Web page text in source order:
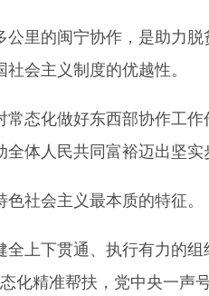
公里的闽宁协作，是助力
会主义制度的优越性。
常态化做好东西部协作工
体人民共同富裕迈出坚实
社会主义最本质的特征。
全上下贯通、执行有力的
化精准帮扶，党中央一声